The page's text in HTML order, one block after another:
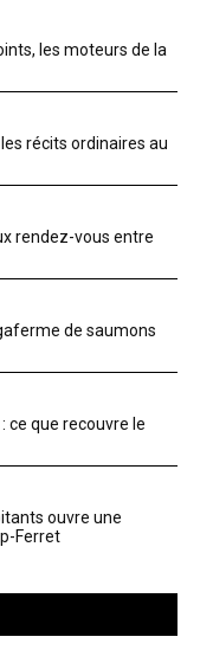
les moteurs de la
récits ordinaires au
rendez-vous entre
de saumons
ce que recouvre le
ouvre une
Ferret